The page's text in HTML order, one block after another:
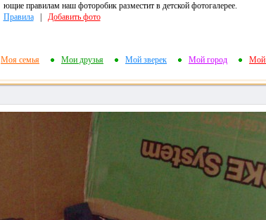
ющие правилам наш фоторобик разместит в детской фотогалерее.
Правила| Добавить фото
Моя семья Мои друзья Мой зверек Мой город Мой